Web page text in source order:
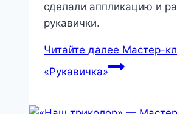
сделали аппликацию и
рукавички.
Читайте далее Мастер-
«Рукавичка»